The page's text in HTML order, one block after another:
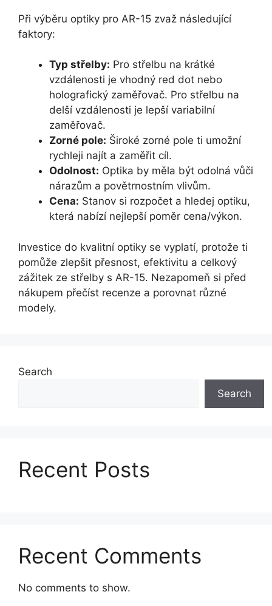
Při výběru optiky pro AR-15 zvaž následující
faktory:
Typ střelby: Pro střelbu na krátké
vzdálenosti je vhodný red dot nebo
holografický zaměřovač. Pro střelbu na
delší vzdálenosti je lepší variabilní
zaměřovač.
Zorné pole: Široké zorné pole ti umožní
rychleji najít a zaměřit cíl.
Odolnost: Optika by měla být odolná vůči
nárazům a povětrnostním vlivům.
Cena: Stanov si rozpočet a hledej optiku,
která nabízí nejlepší poměr cena/výkon.
Investice do kvalitní optiky se vyplatí, protože ti
pomůže zlepšit přesnost, efektivitu a celkový
zážitek ze střelby s AR-15. Nezapomeň si před
nákupem přečíst recenze a porovnat různé
modely.
Search
Search
Recent Posts
Recent Comments
No comments to show.